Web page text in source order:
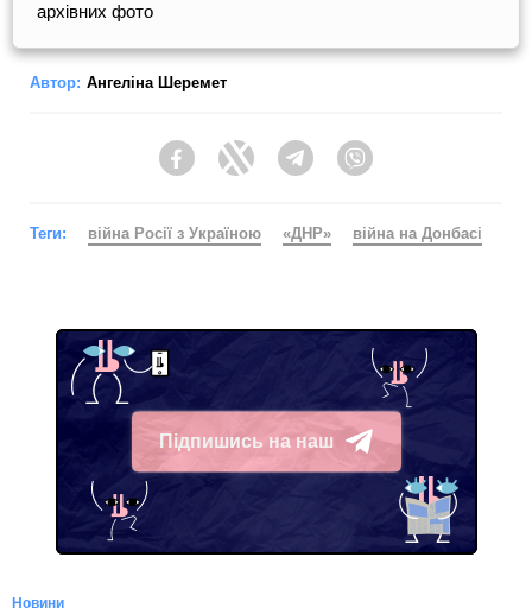
архівних фото
Автор: Ангеліна Шеремет
FacebookTwitter Telegram
Теги: війна Росії з Україною «ДНР» війна на Донбасі
Підпишись на наш
Telegram
Новини